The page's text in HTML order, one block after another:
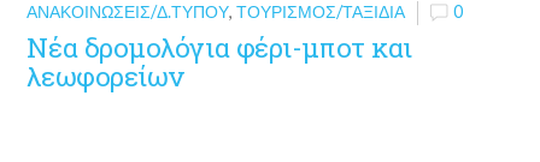
ΑΝΑΚΟΙΝΏΣΕΙΣ/Δ.ΤΎΠΟΥ,ΤΟΥΡΙΣΜΌΣ/ΤΑΞΊΔΙΑ 0
Νέα δρομολόγια φέρι-μποτ και
λεωφορείων